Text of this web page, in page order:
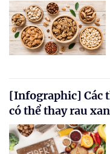
[Infographic] Các
có thể thay rau